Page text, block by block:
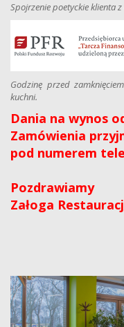
Spojrzenie poetyckie klienta
Godzinę przed
kuchni.
Dania na wynos
Zamówienia
pod numerem
Pozdrawiamy
Załoga